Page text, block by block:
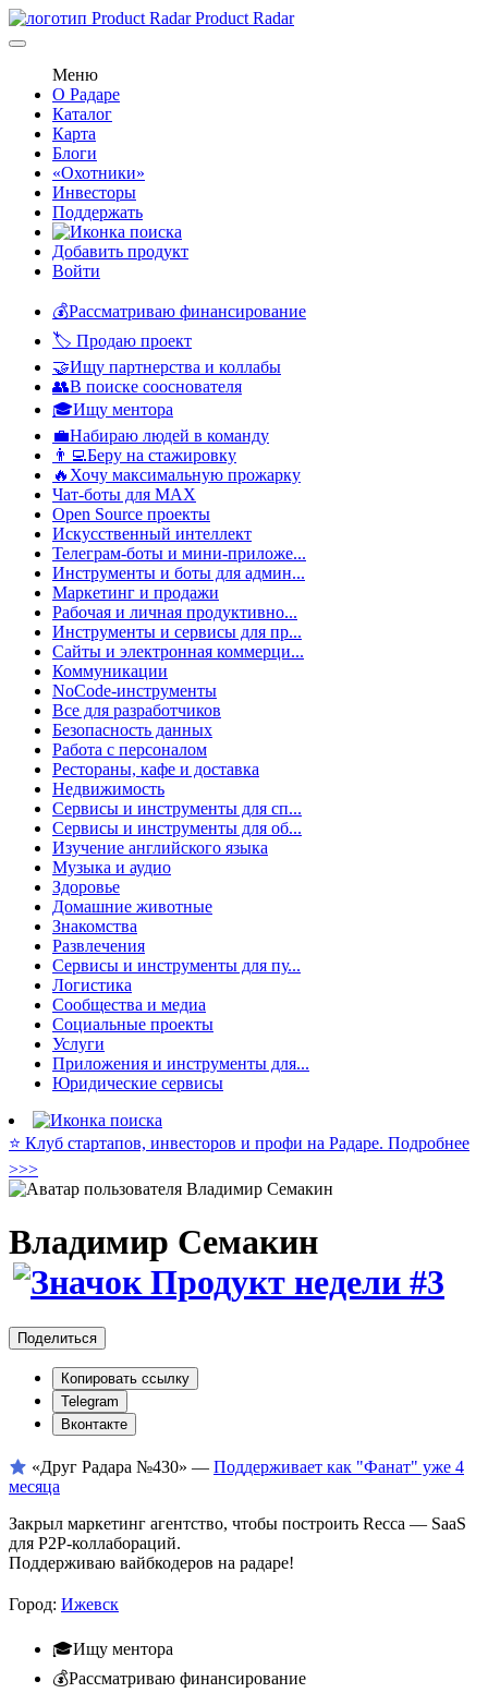
Product Radar
Меню
О Радаре
Каталог
Карта
Блоги
«Охотники»
Инвесторы
Поддержать
Добавить продукт
Войти
💰Рассматриваю финансирование
🏷️ Продаю проект
🤝Ищу партнерства и коллабы
👥В поиске сооснователя
🎓Ищу ментора
💼Набираю людей в команду
👨‍💻Беру на стажировку
🔥Хочу максимальную прожарку
Чат-боты для MAX
Open Source проекты
Искусственный интеллект
Телеграм-боты и мини-приложе...
Инструменты и боты для админ...
Маркетинг и продажи
Рабочая и личная продуктивно...
Инструменты и сервисы для пр...
Сайты и электронная коммерци...
Коммуникации
NoCode-инструменты
Все для разработчиков
Безопасность данных
Работа с персоналом
Рестораны, кафе и доставка
Недвижимость
Сервисы и инструменты для сп...
Сервисы и инструменты для об...
Изучение английского языка
Музыка и аудио
Здоровье
Домашние животные
Знакомства
Развлечения
Сервисы и инструменты для пу...
Логистика
Сообщества и медиа
Социальные проекты
Услуги
Приложения и инструменты для...
Юридические сервисы
⭐️ Клуб стартапов, инвесторов и профи на Радаре. Подробнее
>>>
Владимир Семакин
Поделиться
Копировать ссылку
Telegram
Вконтакте
«Друг Радара №430» — Поддерживает как "Фанат" уже 4
месяца
Закрыл маркетинг агентство, чтобы построить Recca — SaaS
для P2P-коллабораций.
Поддерживаю вайбкодеров на радаре!
Город: Ижевск
🎓Ищу ментора
💰Рассматриваю финансирование